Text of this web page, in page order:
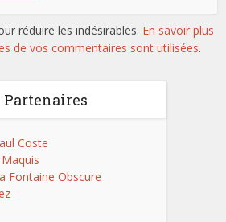
réduire les indésirables. En savoir plus
de vos commentaires sont utilisées.
Partenaires
Coste
Fontaine Obscure